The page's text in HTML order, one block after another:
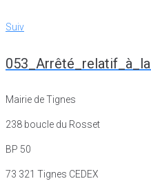
Suiv
Suiv
Mairie de Tignes
238 boucle du Rosset
BP 50
73 321 Tignes CEDEX